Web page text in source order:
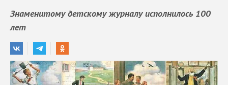
Знаменитому детскому журналу исполнилось 100
лет